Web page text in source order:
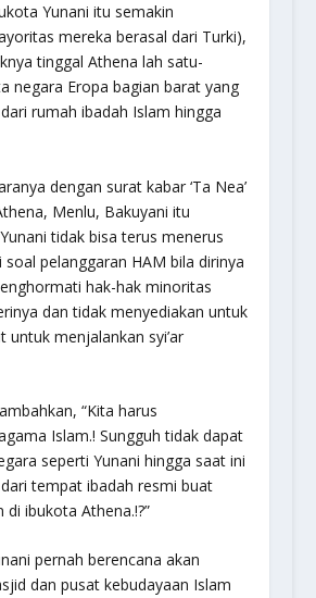
Yunani itu semakin
mereka berasal dari Turki),
tinggal Athena lah satu-
negara Eropa bagian barat yang
rumah ibadah Islam hingga
dengan surat kabar ‘Ta Nea’
Menlu, Bakuyani itu
tidak bisa terus menerus
pelanggaran HAM bila dirinya
hak-hak minoritas
dan tidak menyediakan untuk
untuk menjalankan syi’ar
“Kita harus
Islam.! Sungguh tidak dapat
seperti Yunani hingga saat ini
tempat ibadah resmi buat
ibukota Athena.!?”
pernah berencana akan
dan pusat kebudayaan Islam